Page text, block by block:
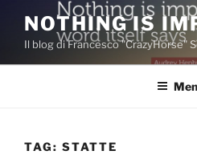
contenuto
NOTHING IS
Il blog di Francesco "CrazyHorse"
TAG: STATTE